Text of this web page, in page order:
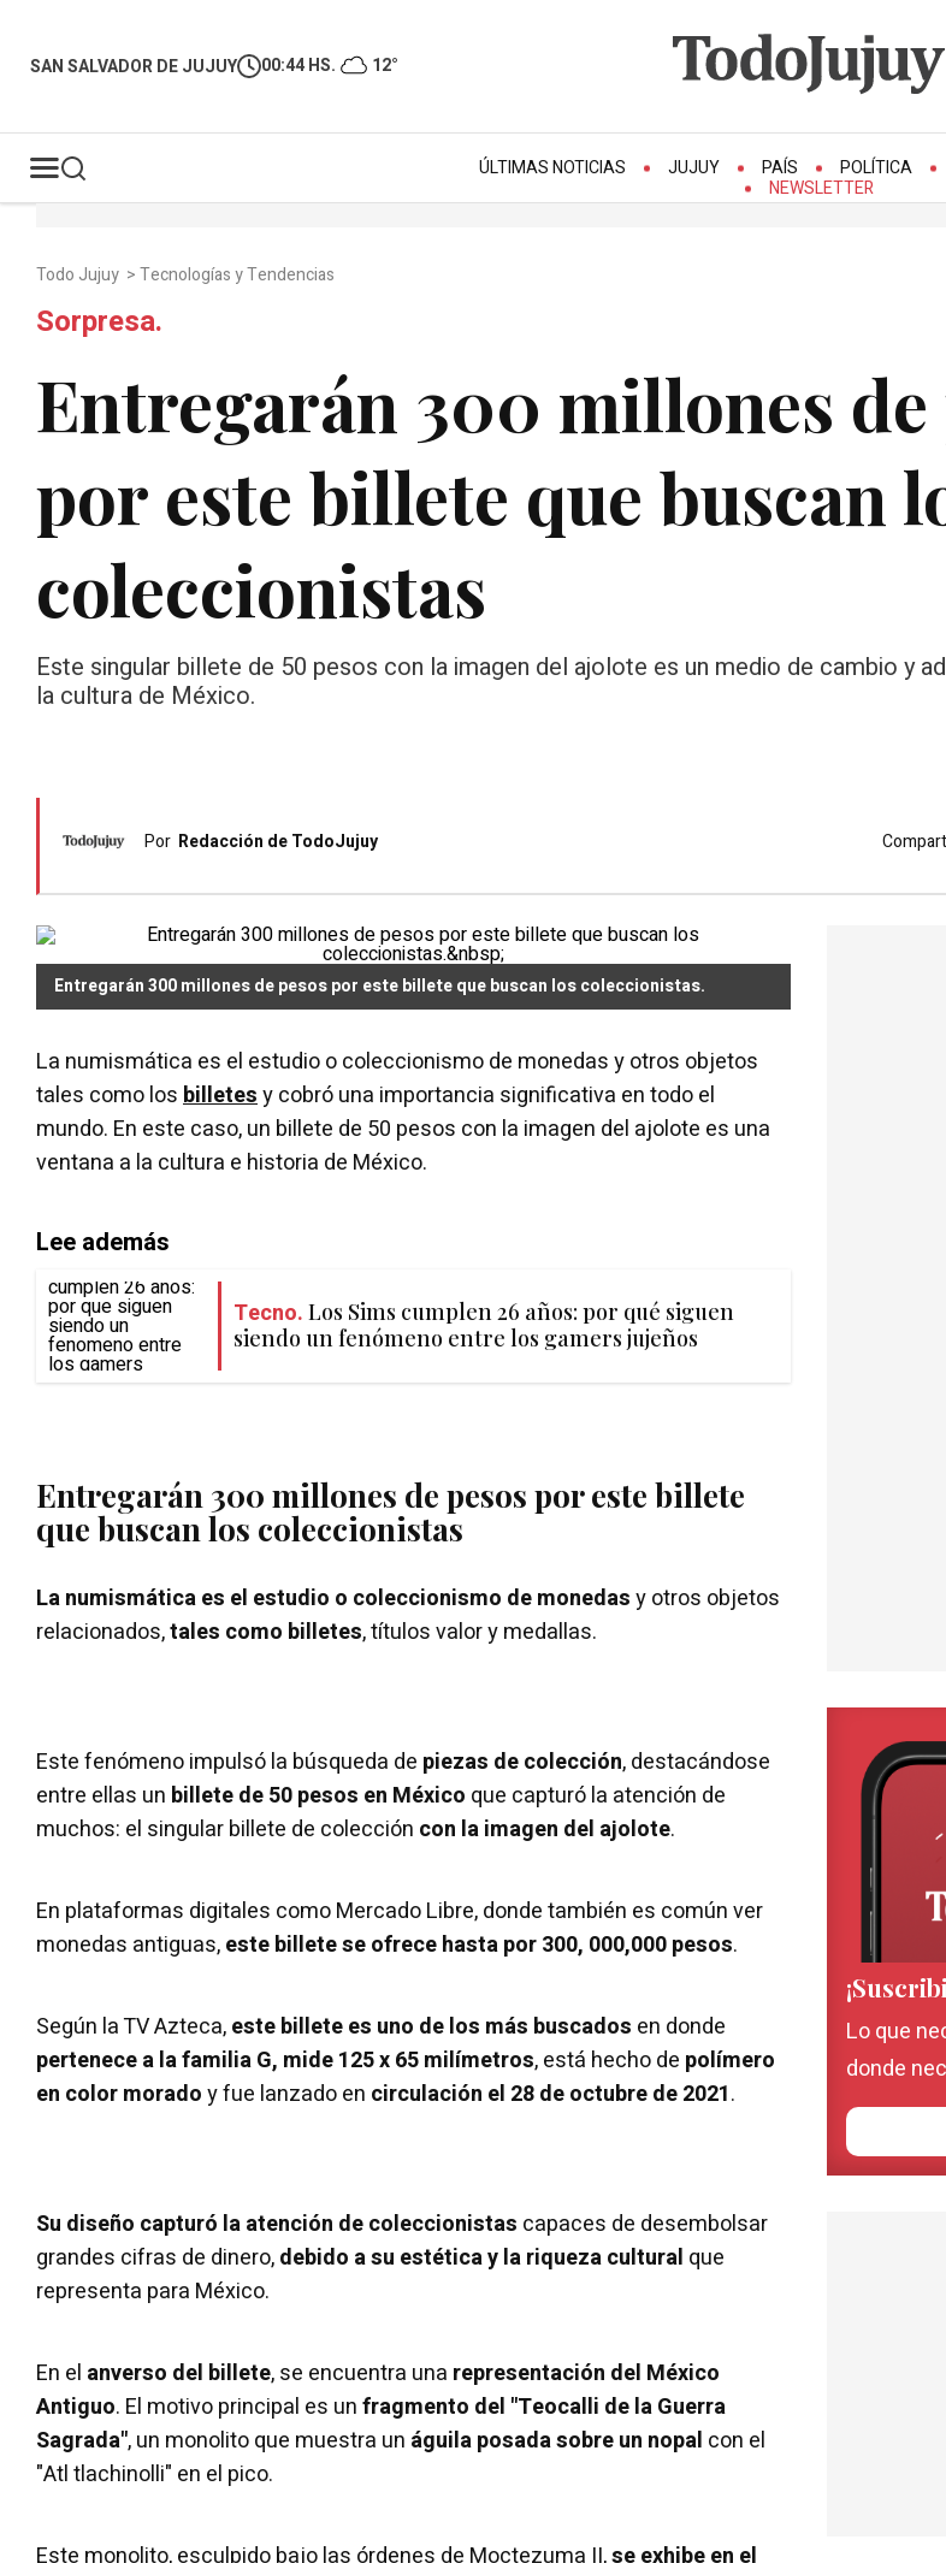
SAN SALVADOR DE JUJUY 00:44 HS. 12°
ÚLTIMAS NOTICIAS JUJUY PAÍS POLÍTICA
NEWSLETTER
Todo Jujuy >Tecnologías y Tendencias
Sorpresa.
Entregarán 300 millones de
por este billete que buscan
coleccionistas
Este singular billete de 50 pesos con la imagen del ajolote es un medio de cambio y
la cultura de México.
Por Redacción de TodoJujuy
Entregarán 300 millones de pesos por este billete que buscan los coleccionistas.
La numismática es el estudio o coleccionismo de monedas y otros objetos
tales como losbilletesy cobró una importancia significativa en todo el
mundo. En este caso, un billete de 50 pesos con la imagen del ajolote es una
ventana a la cultura e historia de México.
Lee además
Tecno. Los Sims cumplen 26 años: por qué siguen
siendo un fenómeno entre los gamers jujeños
Entregarán 300 millones de pesos por este billete
que buscan los coleccionistas
La numismática es el estudio o coleccionismo de monedasy otros objetos
relacionados,tales como billetes, títulos valor y medallas.
Este fenómeno impulsó la búsqueda de piezas de colección, destacándose
entre ellas un billete de 50 pesos en México que capturó la atención de
muchos: el singular billete de colección con la imagen del ajolote.
En plataformas digitales como Mercado Libre, donde también es común ver
monedas antiguas,este billete se ofrece hasta por 300, 000,000 pesos.
Según la TV Azteca,este billete es uno de los más buscados en donde
pertenecea la familia G, mide 125 x 65 milímetros, está hecho de polímero
en color moradoy fue lanzado en circulación el 28 de octubre de 2021.
Su diseño capturó la atención de coleccionistas capaces de desembolsar
grandes cifras de dinero,debido a su estéticay la riqueza cultural que
representa para México.
En el anverso del billete, se encuentra una representación del México
Antiguo. El motivo principal es unfragmento del "Teocalli de la Guerra
Sagrada", un monolito que muestra un águila posada sobre un nopal con el
"Atl tlachinolli" en el pico.
Este monolito, esculpido bajo las órdenes de Moctezuma II,se exhibe en el
Lo que
donde